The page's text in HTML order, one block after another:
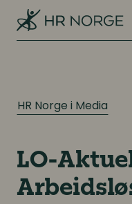
Digitale løsninger i
Digitale løsninger i
HR Norge i Media
LO-